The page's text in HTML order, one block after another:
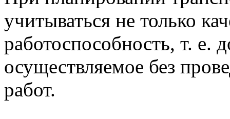
учитываться не только
работоспособность, т. е.
осуществляемое без
работ.